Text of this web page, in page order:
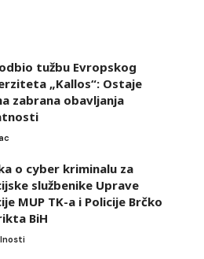
tužbu Evropskog
„Kallos“: Ostaje
zabrana obavljanja
o cyber kriminalu za
službenike Uprave
MUP TK-a i Policije Brčko
BiH